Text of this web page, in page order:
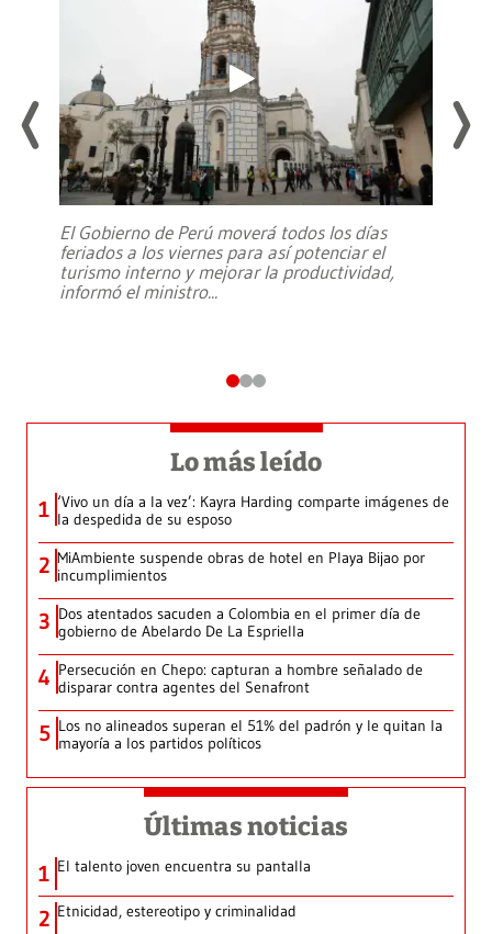
El Gobierno de Perú moverá todos los días
feriados a los viernes para así potenciar el
turismo interno y mejorar la productividad,
informó el ministro...
Lo más leído
1 ‘Vivo un día a la vez’: Kayra Harding comparte imágenes de
la despedida de su esposo
2 MiAmbiente suspende obras de hotel en Playa Bijao por
incumplimientos
3 Dos atentados sacuden a Colombia en el primer día de
gobierno de Abelardo De La Espriella
4 Persecución en Chepo: capturan a hombre señalado de
disparar contra agentes del Senafront
5 Los no alineados superan el 51% del padrón y le quitan la
mayoría a los partidos políticos
Últimas noticias
1 El talento joven encuentra su pantalla​
2 Etnicidad, estereotipo y criminalidad